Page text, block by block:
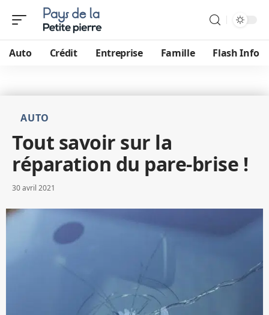
Auto Crédit Entreprise Famille Flash Info
AUTO
Tout savoir sur la
réparation du pare-brise !
30 avril 2021